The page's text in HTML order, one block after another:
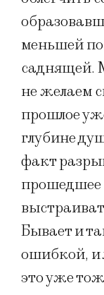
меньшей по
саднящей.
не желаем
прошлое
глубине
факт
прошедшее
Бывает и
ошибкой, и
это уже